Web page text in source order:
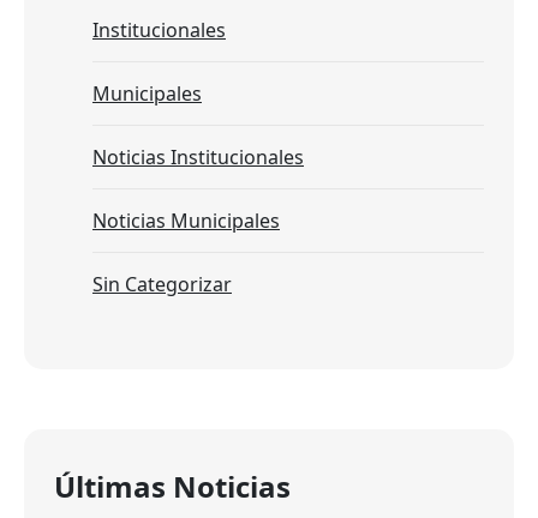
Institucionales
Municipales
Noticias Institucionales
Noticias Municipales
Sin Categorizar
Últimas Noticias